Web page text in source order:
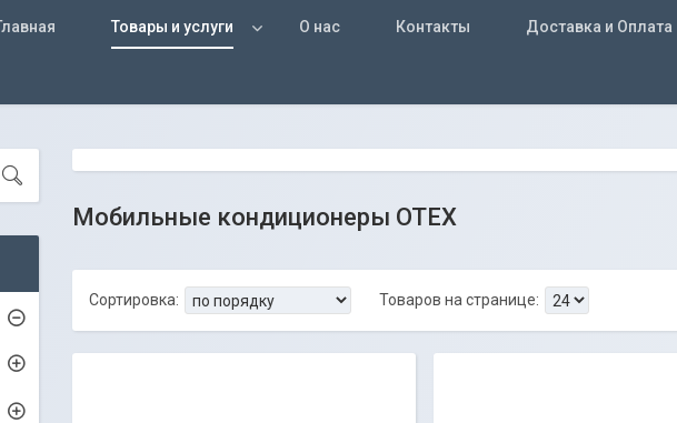
Товары и услуги О нас Контакты Доставка и Оплата
Мобильные кондиционеры ОТЕХ